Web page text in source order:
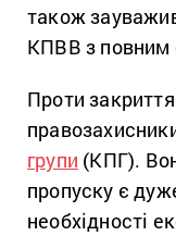
також
КПВВ з
Проти
групи (КПГ).
пропуску є
необхідності